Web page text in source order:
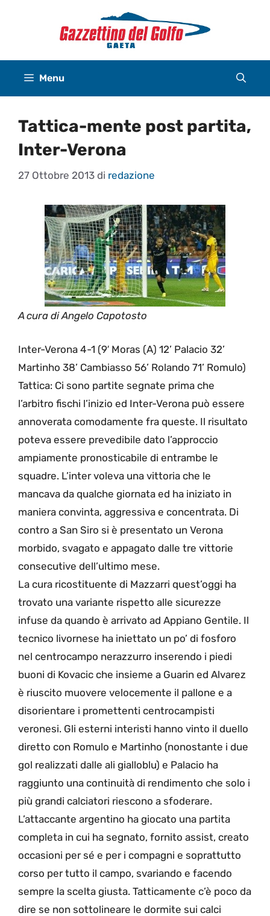
Menu
Tattica-mente post partita,
Inter-Verona
27 Ottobre 2013 di redazione
A cura di Angelo Capotosto
Inter-Verona 4-1 (9′ Moras (A) 12’ Palacio 32’
Martinho 38’ Cambiasso 56’ Rolando 71’ Romulo)
Tattica: Ci sono partite segnate prima che
l’arbitro fischi l’inizio ed Inter-Verona può essere
annoverata comodamente fra queste. Il risultato
poteva essere prevedibile dato l’approccio
ampiamente pronosticabile di entrambe le
squadre. L’inter voleva una vittoria che le
mancava da qualche giornata ed ha iniziato in
maniera convinta, aggressiva e concentrata. Di
contro a San Siro si è presentato un Verona
morbido, svagato e appagato dalle tre vittorie
consecutive dell’ultimo mese.
La cura ricostituente di Mazzarri quest’oggi ha
trovato una variante rispetto alle sicurezze
infuse da quando è arrivato ad Appiano Gentile. Il
tecnico livornese ha iniettato un po’ di fosforo
nel centrocampo nerazzurro inserendo i piedi
buoni di Kovacic che insieme a Guarin ed Alvarez
è riuscito muovere velocemente il pallone e a
disorientare i promettenti centrocampisti
veronesi. Gli esterni interisti hanno vinto il duello
diretto con Romulo e Martinho (nonostante i due
gol realizzati dalle ali gialloblu) e Palacio ha
raggiunto una continuità di rendimento che solo i
più grandi calciatori riescono a sfoderare.
L’attaccante argentino ha giocato una partita
completa in cui ha segnato, fornito assist, creato
occasioni per sé e per i compagni e soprattutto
corso per tutto il campo, svariando e facendo
sempre la scelta giusta. Tatticamente c’è poco da
dire se non sottolineare le dormite sui calci